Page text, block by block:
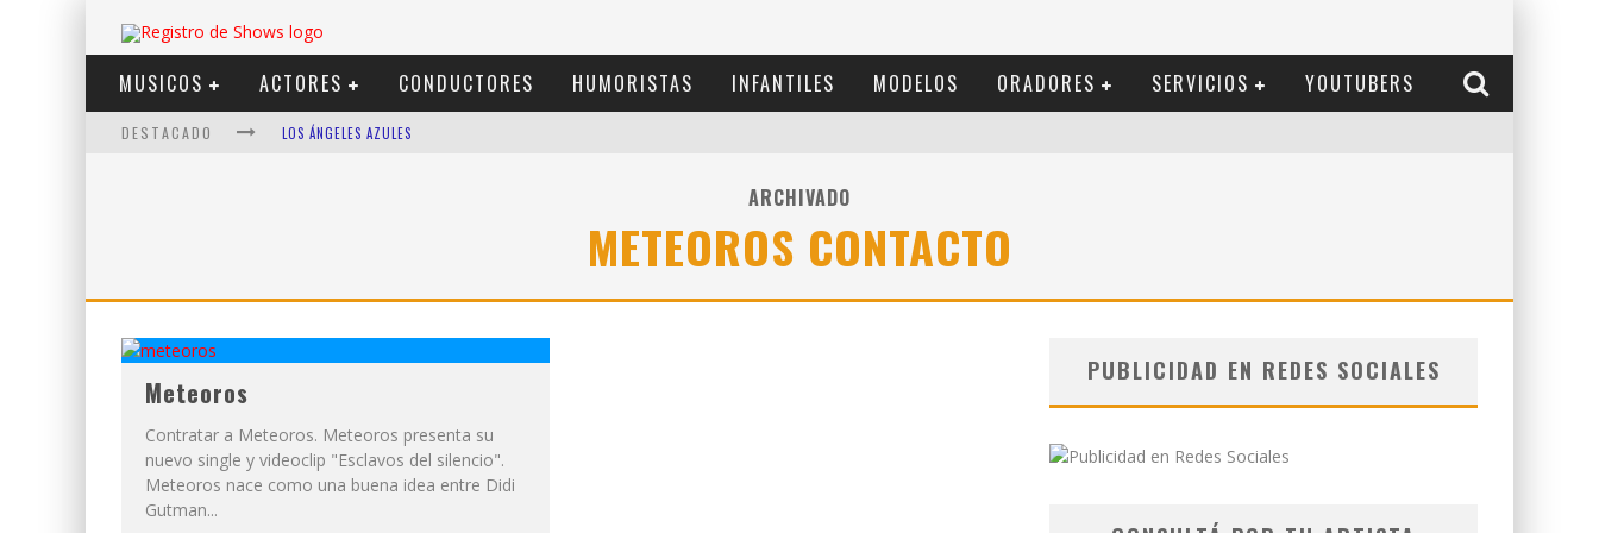
MUSICOS ACTORES CONDUCTORES HUMORISTAS INFANTILES MODELOS ORADORES SERVICIOS YOUTUBERS
DESTACADO LOS ÁNGELES AZULES
DUKI
ARCHIVADO
METEOROS CONTACTO
Meteoros
Contratar a Meteoros. Meteoros presenta su
nuevo single y videoclip "Esclavos del silencio".
Meteoros nace como una buena idea entre Didi
Gutman...
PUBLICIDAD EN REDES SOCIALES